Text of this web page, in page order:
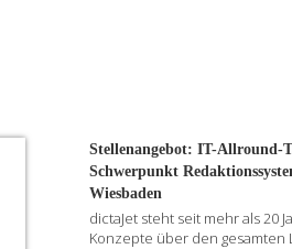
Stellenangebot: IT-Allround-
Schwerpunkt
Wiesbaden
dictaJet steht seit mehr als 20
Konzepte über den gesamten